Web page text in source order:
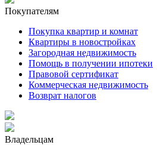
Покупателям
Покупка квартир и комнат
Квартиры в новостройках
Загородная недвижимость
Помощь в получении ипотеки
Правовой сертификат
Коммерческая недвижимость
Возврат налогов
Владельцам